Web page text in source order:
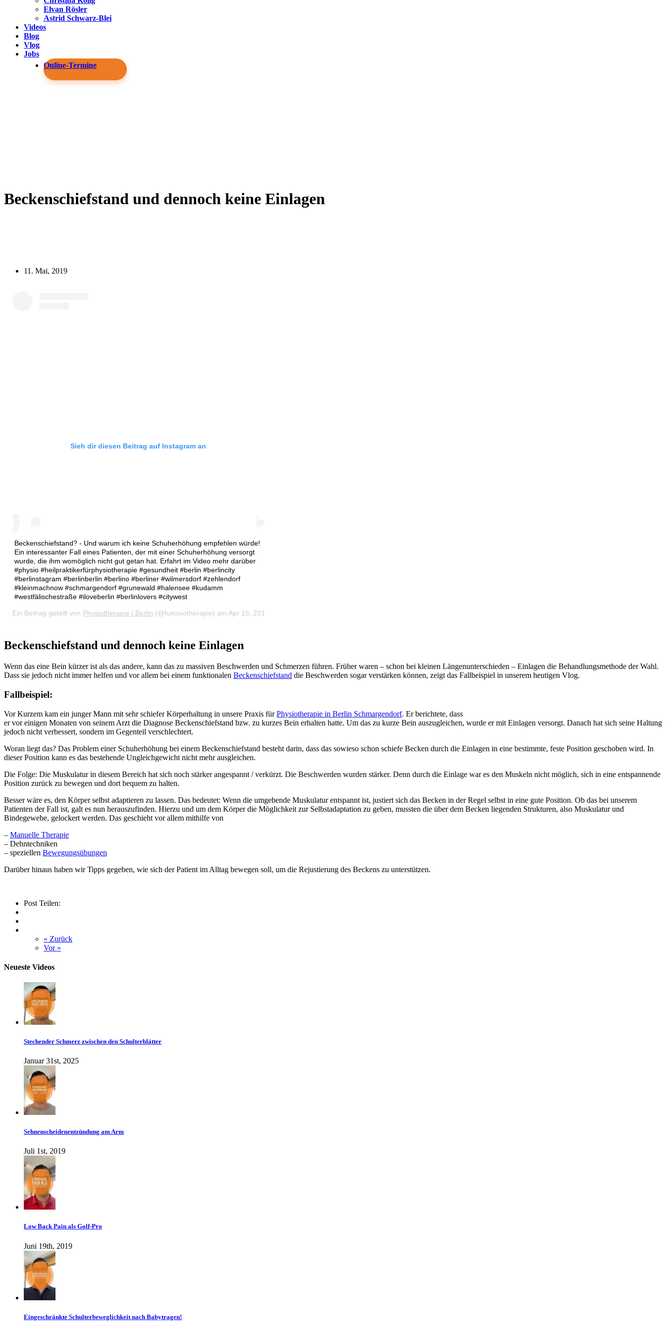
Elvan Rösler
Astrid Schwarz-Blei
Videos
Blog
Vlog
Jobs
Online-Termine
Beckenschiefstand und dennoch keine Einlagen
11. Mai, 2019
Sieh dir diesen Beitrag auf Instagram an
Beckenschiefstand? - Und warum ich keine Schuherhöhung empfehlen würde!
Ein interessanter Fall eines Patienten, der mit einer Schuherhöhung versorgt
wurde, die ihm womöglich nicht gut getan hat. Erfahrt im Video mehr darüber
#physio #heilpraktikerfürphysiotherapie #gesundheit #berlin #berlincity
#berlinstagram #berlinberlin #berlino #berliner #wilmersdorf #zehlendorf
#kleinmachnow #schmargendorf #grunewald #halensee #kudamm
#westfälischestraße #iloveberlin #berlinlovers #citywest
Ein Beitrag geteilt von Physiotherapie | Berlin (@fuessiotherapie) am Apr 15, 2019 um 12:32 PDT
Beckenschiefstand und dennoch keine Einlagen
Wenn das eine Bein kürzer ist als das andere, kann das zu massiven Beschwerden und Schmerzen führen. Früher waren – schon bei kleinen Längenunterschieden – Einlagen die Behandlungsmethode der Wahl.
Dass sie jedoch nicht immer helfen und vor allem bei einem funktionalen Beckenschiefstand die Beschwerden sogar verstärken können, zeigt das Fallbeispiel in unserem heutigen Vlog.
Fallbeispiel:
Vor Kurzem kam ein junger Mann mit sehr schiefer Körperhaltung in unsere Praxis fürPhysiotherapie in Berlin Schmargendorf. Er berichtete, dass
er vor einigen Monaten von seinem Arzt die Diagnose Beckenschiefstand bzw. zu kurzes Bein erhalten hatte. Um das zu kurze Bein auszugleichen, wurde er mit Einlagen versorgt. Danach hat sich seine Haltung
jedoch nicht verbessert, sondern im Gegenteil verschlechtert.
Woran liegt das? Das Problem einer Schuherhöhung bei einem Beckenschiefstand besteht darin, dass das sowieso schon schiefe Becken durch die Einlagen in eine bestimmte, feste Position geschoben wird. In
dieser Position kann es das bestehende Ungleichgewicht nicht mehr ausgleichen.
Die Folge: Die Muskulatur in diesem Bereich hat sich noch stärker angespannt / verkürzt. Die Beschwerden wurden stärker. Denn durch die Einlage war es den Muskeln nicht möglich, sich in eine entspannende
Position zurück zu bewegen und dort bequem zu halten.
Besser wäre es, den Körper selbst adaptieren zu lassen. Das bedeutet: Wenn die umgebende Muskulatur entspannt ist, justiert sich das Becken in der Regel selbst in eine gute Position. Ob das bei unserem
Patienten der Fall ist, galt es nun herauszufinden. Hierzu und um dem Körper die Möglichkeit zur Selbstadaptation zu geben, mussten die über dem Becken liegenden Strukturen, also Muskulatur und
Bindegewebe, gelockert werden. Das geschieht vor allem mithilfe von
– Manuelle Therapie
– Dehntechniken
– speziellen Bewegungsübungen
Darüber hinaus haben wir Tipps gegeben, wie sich der Patient im Alltag bewegen soll, um die Rejustierung des Beckens zu unterstützen.
Post Teilen:
« Zurück
Vor »
Neueste Videos
Stechender Schmerz zwischen den Schulterblätter
Januar 31st, 2025
Sehnenscheidenentzündung am Arm
Juli 1st, 2019
Low Back Pain als Golf-Pro
Juni 19th, 2019
Eingeschränkte Schulterbeweglichkeit nach Babytragen!